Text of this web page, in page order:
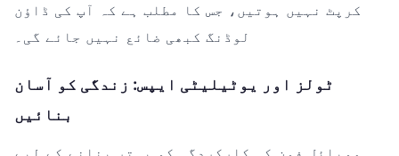
کرپٹ نہیں ہوتیں، جس کا مطلب ہے کہ آپ کی ڈاؤن
لوڈنگ کبھی ضائع نہیں جائے گی۔
ٹولز اور یوٹیلیٹی ایپس: زندگی کو آسان
بنائیں
موبائل فون کی کارکردگی کو بہتر بنانے کے لیے